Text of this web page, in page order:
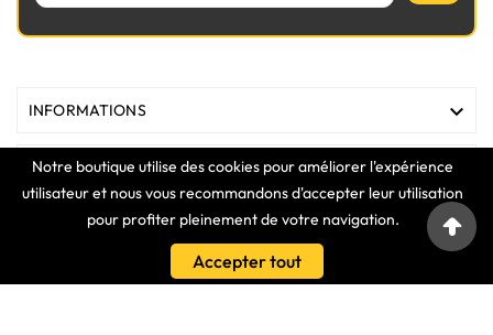
Notre boutique utilise des cookies pour améliorer l'expérience
utilisateur et nous vous recommandons d'accepter leur utilisation
pour profiter pleinement de votre navigation.
Accepter tout
INFORMATIONS 
MAGASIN 

VOTRE COMPTE 